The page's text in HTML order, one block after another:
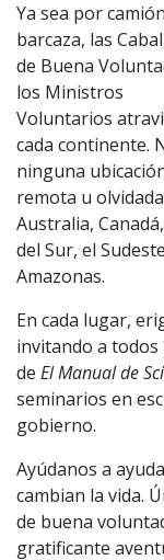
Ya sea por
barcaza, las
de Buena
los Ministros
Voluntarios
cada continente.
ninguna
remota u
Australia,
del Sur, el
Amazonas.
En cada lugar,
invitando a
de El Manual de
seminarios en
gobierno.
Ayúdanos a
cambian la vida.
de buena
gratificante